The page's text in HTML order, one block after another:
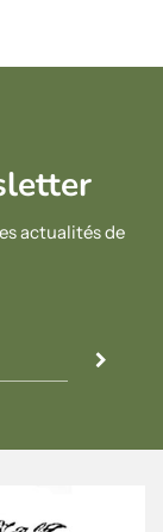
actualités de